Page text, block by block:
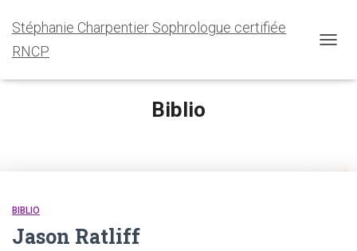
Stéphanie Charpentier Sophrologue certifiée
RNCP
Biblio
BIBLIO
Jason Ratliff